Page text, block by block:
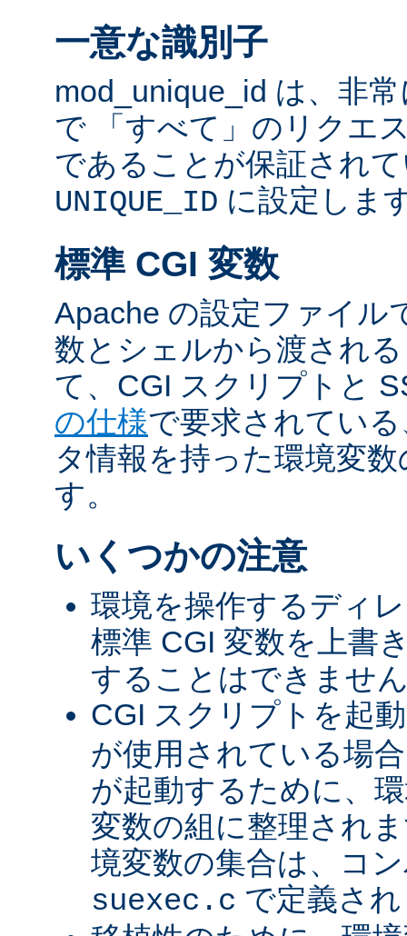
一意な識別子
mod_unique_id は、非
で 「すべて」のリクエ
であることが保証され
UNIQUE_ID に設定しま
標準 CGI 変数
Apache の設定ファイル
数とシェルから渡され
て、CGI スクリプトと
の仕様で要求されてい
タ情報を持った環境変
す。
いくつかの注意
環境を操作するディ
標準 CGI 変数を上書
することはできませ
CGI スクリプトを起
が使用されている場
が起動するために、
変数の組に整理され
境変数の集合は、コ
suexec.c で定義さ